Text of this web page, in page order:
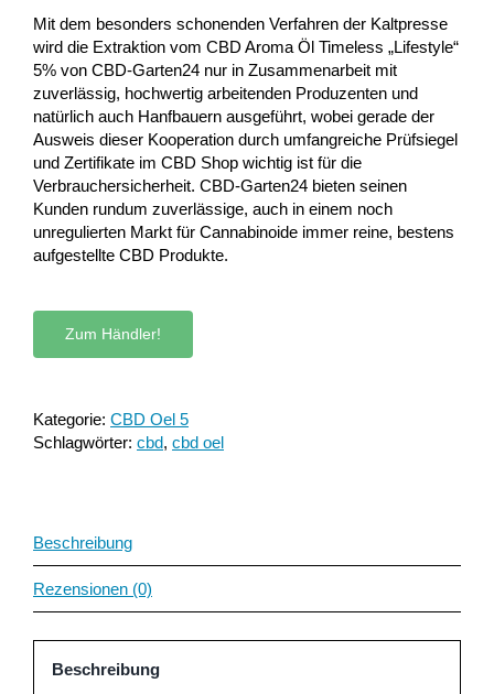
Mit dem besonders schonenden Verfahren der Kaltpresse
wird die Extraktion vom CBD Aroma Öl Timeless „Lifestyle“
5% von CBD-Garten24 nur in Zusammenarbeit mit
zuverlässig, hochwertig arbeitenden Produzenten und
natürlich auch Hanfbauern ausgeführt, wobei gerade der
Ausweis dieser Kooperation durch umfangreiche Prüfsiegel
und Zertifikate im CBD Shop wichtig ist für die
Verbrauchersicherheit. CBD-Garten24 bieten seinen
Kunden rundum zuverlässige, auch in einem noch
unregulierten Markt für Cannabinoide immer reine, bestens
aufgestellte CBD Produkte.
Zum Händler!
Kategorie: CBD Oel 5
Schlagwörter: cbd, cbd oel
Beschreibung
Rezensionen (0)
Beschreibung